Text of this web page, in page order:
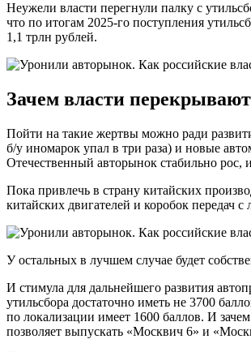
Неужели власти перегнули палку с
что по итогам 2025-го поступления
1,1 трлн рублей.
Зачем власти
Пойти на такие жертвы можно ради
б/у иномарок упал в три раза) и новые
Отечественный авторынок стабильно
Пока привлечь в страну китайских
китайских двигателей и коробок передач
У остальных в лучшем случае будет
И стимула для дальнейшего развития
утильсбора достаточно иметь не 3700
по локализации имеет 1600 баллов. И
позволяет выпускать «Москвич 6» и